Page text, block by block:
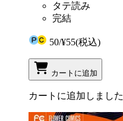
タテ読み
完結
50/¥55(税込)
カートに追加
カートに追加しました